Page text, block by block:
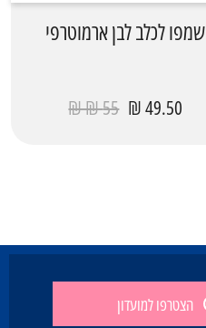
שמפו לכלב לבן ארמוטרפי
49.50 ₪
55 ₪ ₪
הצטרפו למועדון